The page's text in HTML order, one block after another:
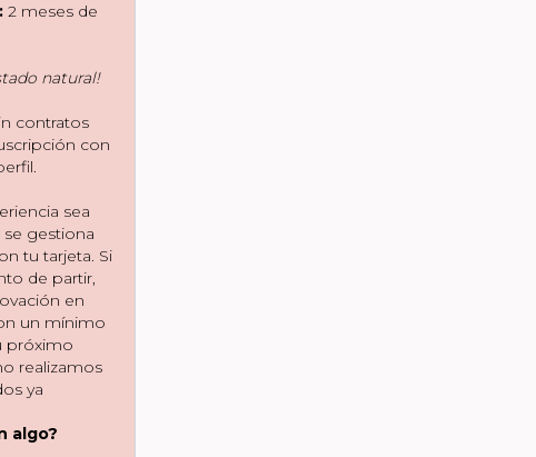
: 2 meses de
natural!
contratos
con
sea
gestiona
tu tarjeta. Si
de partir,
en
un mínimo
próximo
realizamos
ya
algo?